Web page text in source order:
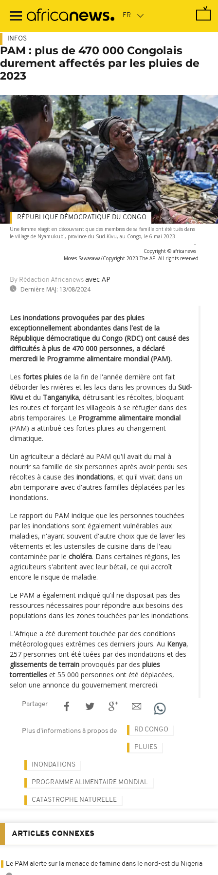
contenu
INFOS
PAM : plus de 470 000 Congolais
durement affectés par les pluies de
2023
Une femme réagit en découvrant que des membres de sa famille ont été tués dans
le village de Nyamukubi, province du Sud-Kivu, au Congo, le 6 mai 2023
-
Copyright © africanews
Moses Sawasawa/Copyright 2023 The AP. All rights reserved
By Rédaction Africanews avec AP
Dernière MAJ: 13/08/2024
RÉPUBLIQUE DÉMOCRATIQUE DU CONGO
Les inondations provoquées par des pluies
exceptionnellement abondantes dans l'est de la
République démocratique du Congo (RDC) ont causé des
difficultés à plus de 470 000 personnes, a déclaré
mercredi le Programme alimentaire mondial (PAM).
Les fortes pluies de la fin de l'année dernière ont fait
déborder les rivières et les lacs dans les provinces du Sud-
Kivu et du Tanganyika, détruisant les récoltes, bloquant
les routes et forçant les villageois à se réfugier dans des
abris temporaires. Le Programme alimentaire mondial
(PAM) a attribué ces fortes pluies au changement
climatique.
Un agriculteur a déclaré au PAM qu'il avait du mal à
nourrir sa famille de six personnes après avoir perdu ses
récoltes à cause des inondations, et qu'il vivait dans un
abri temporaire avec d'autres familles déplacées par les
inondations.
Le rapport du PAM indique que les personnes touchées
par les inondations sont également vulnérables aux
maladies, n'ayant souvent d'autre choix que de laver les
vêtements et les ustensiles de cuisine dans de l'eau
contaminée par le choléra. Dans certaines régions, les
agriculteurs s'abritent avec leur bétail, ce qui accroît
encore le risque de maladie.
Le PAM a également indiqué qu'il ne disposait pas des
ressources nécessaires pour répondre aux besoins des
populations dans les zones touchées par les inondations.
L'Afrique a été durement touchée par des conditions
météorologiques extrêmes ces derniers jours. Au Kenya,
257 personnes ont été tuées par des inondations et des
glissements de terrain provoqués par des pluies
torrentielles et 55 000 personnes ont été déplacées,
selon une annonce du gouvernement mercredi.
Partager
Plus d'informations à propos de RD CONGO
PLUIES
INONDATIONS
PROGRAMME ALIMENTAIRE MONDIAL
CATASTROPHE NATURELLE
ARTICLES CONNEXES
Le PAM alerte sur la menace de famine dans le nord-est du Nigeria